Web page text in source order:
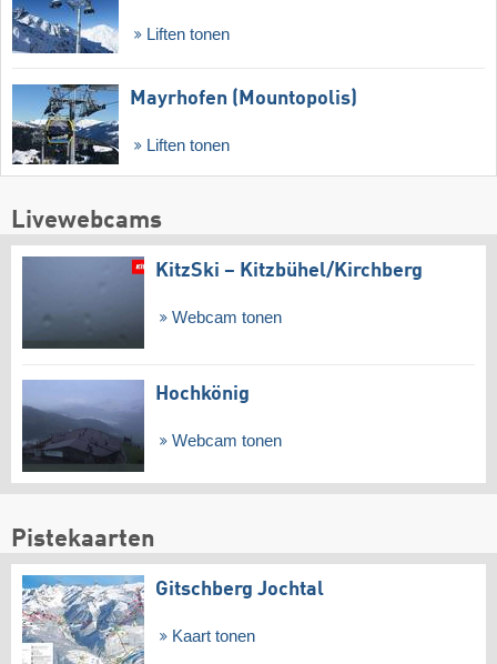
Liften tonen
Mayrhofen (Mountopolis)
Liften tonen
Livewebcams
KitzSki – Kitzbühel/​Kirchberg
Webcam tonen
Hochkönig
Webcam tonen
Pistekaarten
Gitschberg Jochtal
Kaart tonen